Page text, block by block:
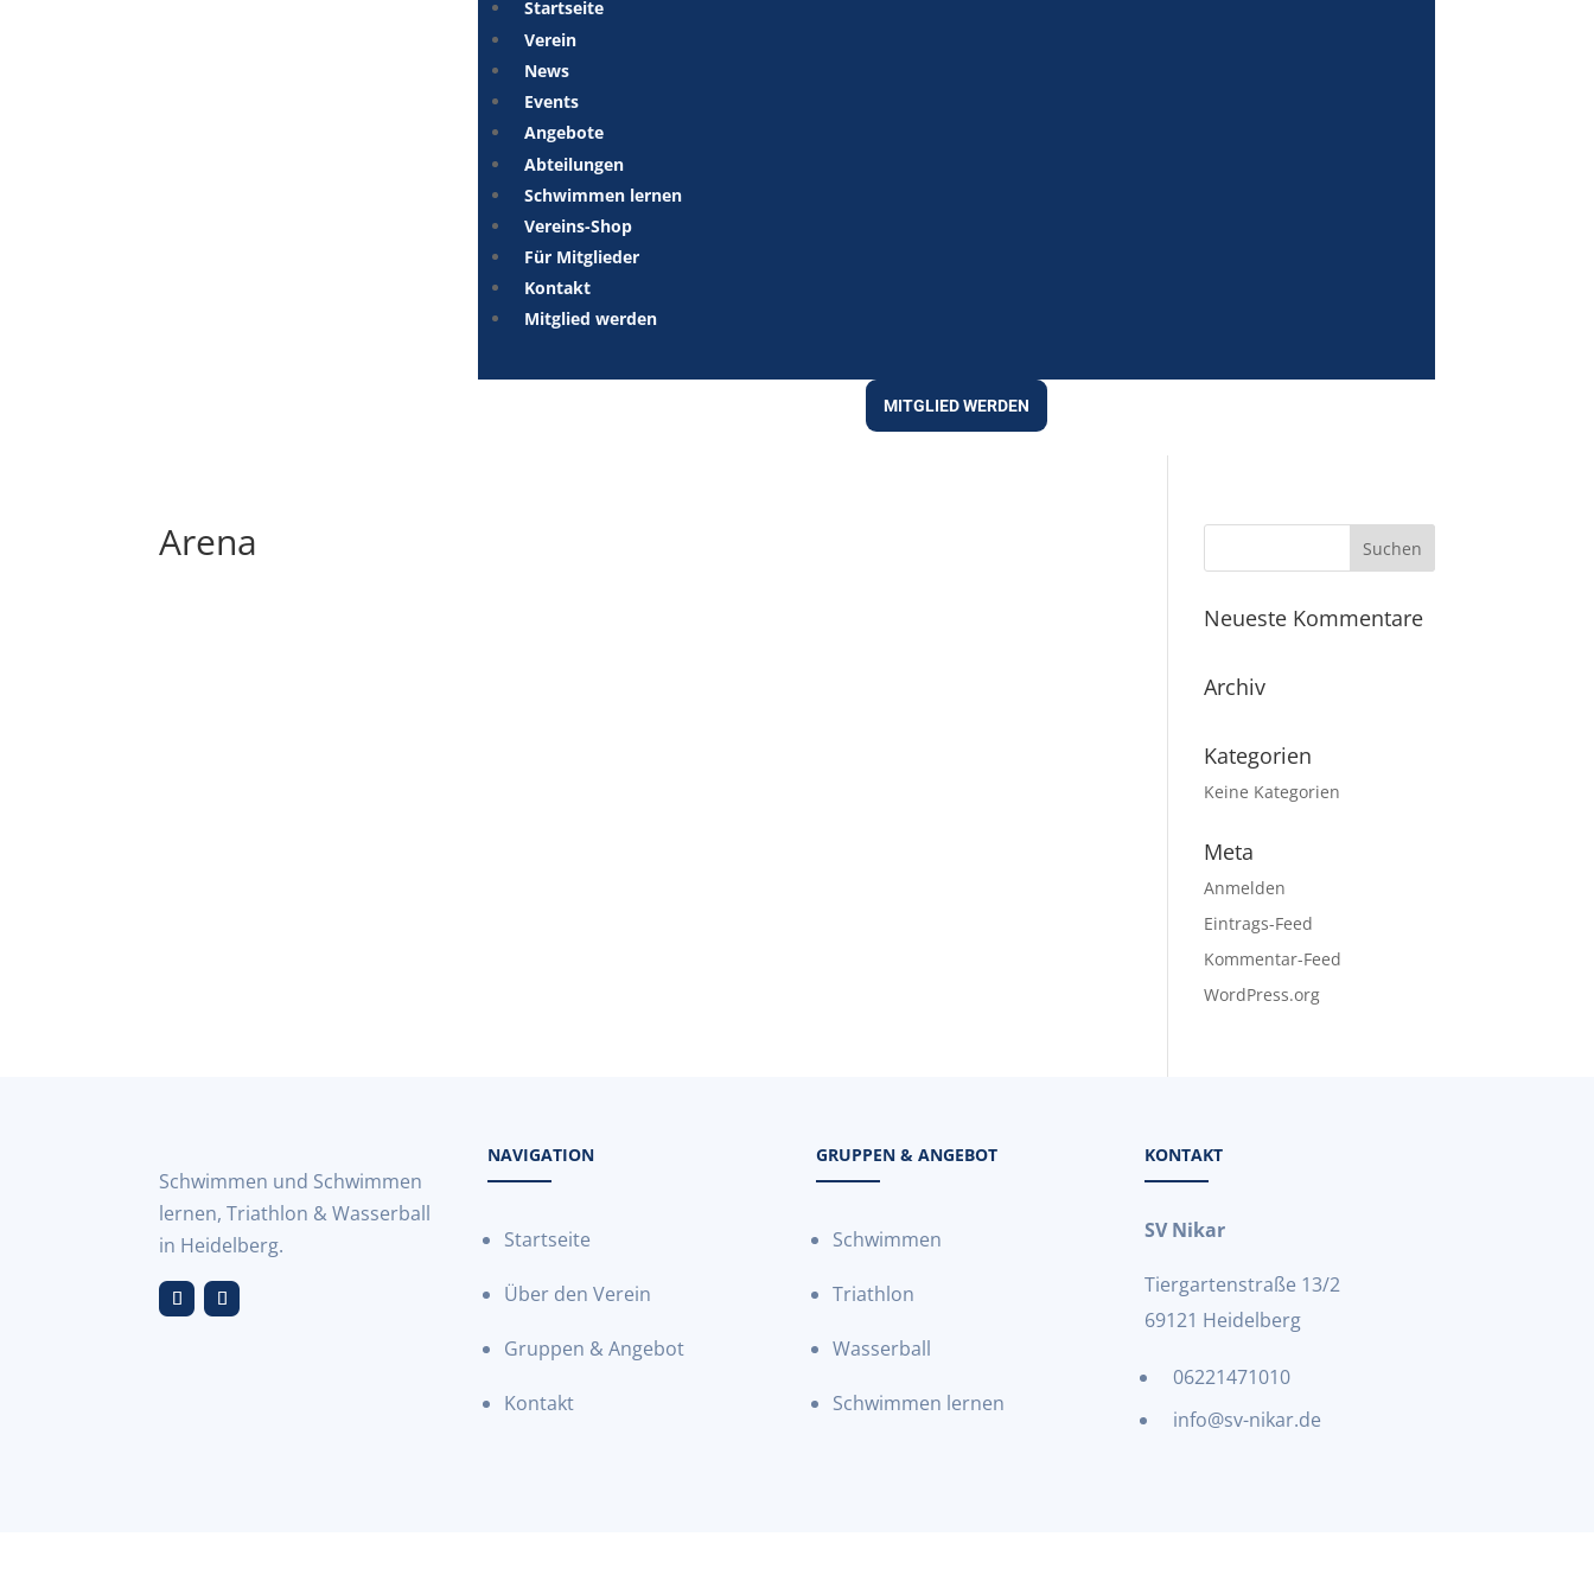
Startseite
Verein
News
Events
Angebote
Abteilungen
Schwimmen lernen
Vereins-Shop
Für Mitglieder
Kontakt
Mitglied werden
MITGLIED WERDEN
Arena
Neueste Kommentare
Archiv
Kategorien
Keine Kategorien
Meta
Anmelden
Eintrags-Feed
Kommentar-Feed
WordPress.org
Schwimmen und Schwimmen
lernen, Triathlon & Wasserball
in Heidelberg.
NAVIGATION
Startseite
Über den Verein
Gruppen & Angebot
Kontakt
GRUPPEN & ANGEBOT
Schwimmen
Triathlon
Wasserball
Schwimmen lernen
KONTAKT
SV Nikar
Tiergartenstraße 13/2
69121 Heidelberg
06221471010
info@sv-nikar.de